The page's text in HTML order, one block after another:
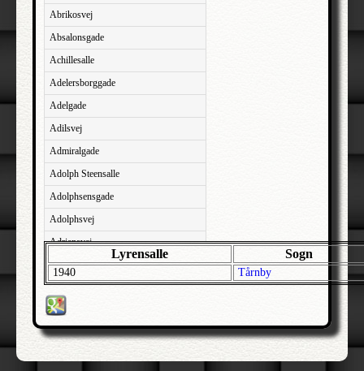
Abrikosvej
Absalonsgade
Achillesalle
Adelersborggade
Adelgade
Adilsvej
Admiralgade
Adolph Steensalle
Adolphsensgade
Adolphsvej
Adriansvej
Aftenbakken
Agavevej
Agerlandsvej
Agermosen
Lyrensalle Sogn
1940 Tårnby